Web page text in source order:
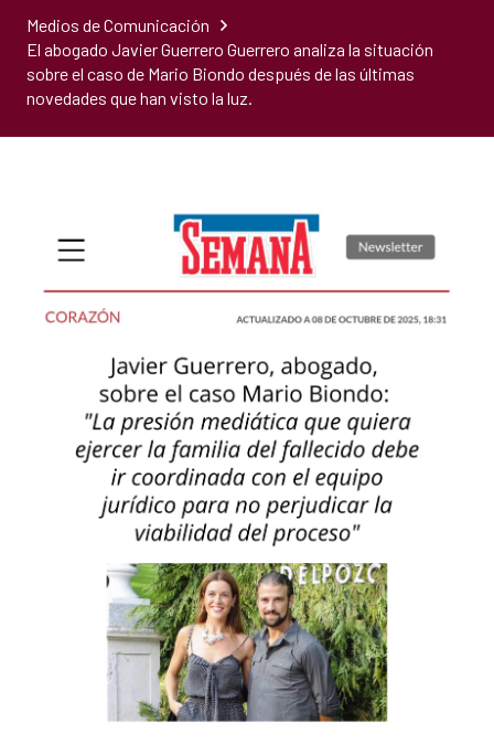
Medios de Comunicación
El abogado Javier Guerrero Guerrero analiza la situación
sobre el caso de Mario Biondo después de las últimas
novedades que han visto la luz.